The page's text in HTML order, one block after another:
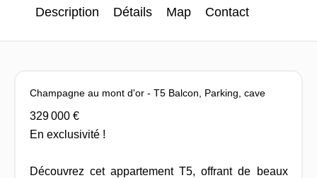
Description Détails Map Contact
Champagne au mont d'or - T5 Balcon, Parking, cave
329 000 €
En exclusivité !
Découvrez cet appartement T5, offrant de beaux